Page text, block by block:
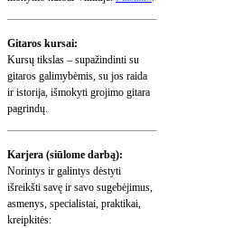
Gitaros kursai:
Kursų tikslas – supažindinti su
gitaros galimybėmis, su jos raida
ir istorija, išmokyti grojimo gitara
pagrindų.
Karjera (siūlome darbą):
Norintys ir galintys dėstyti
išreikšti savę ir savo sugebėjimus,
asmenys, specialistai, praktikai,
kreipkitės: